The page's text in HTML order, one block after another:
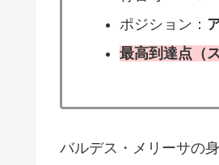
ポジション：
最高到達点（
バルデス・メリーサの